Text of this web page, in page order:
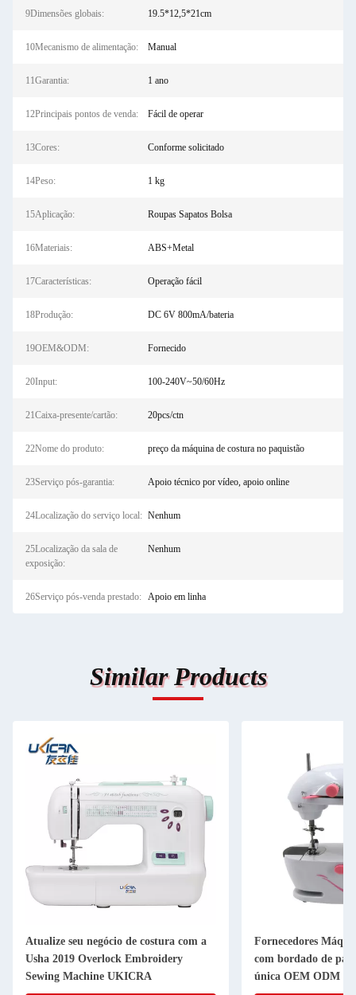
9Dimensões globais: 19.5*12,5*21cm
10Mecanismo de alimentação: Manual
11Garantia: 1 ano
12Principais pontos de venda: Fácil de operar
13Cores: Conforme solicitado
14Peso: 1 kg
15Aplicação: Roupas Sapatos Bolsa
16Materiais: ABS+Metal
17Características: Operação fácil
18Produção: DC 6V 800mA/bateria
19OEM&ODM: Fornecido
20Input: 100-240V~50/60Hz
21Caixa-presente/cartão: 20pcs/ctn
22Nome do produto: preço da máquina de costura no paquistão
23Serviço pós-garantia: Apoio técnico por vídeo, apoio online
24Localização do serviço local: Nenhum
25Localização da sala de
exposição:
Nenhum
26Serviço pós-venda prestado: Apoio em linha
Similar Products
Atualize seu negócio de costura com a
Usha 2019 Overlock Embroidery
Sewing Machine UKICRA
Fornecedores
com bordado de
única OEM ODM